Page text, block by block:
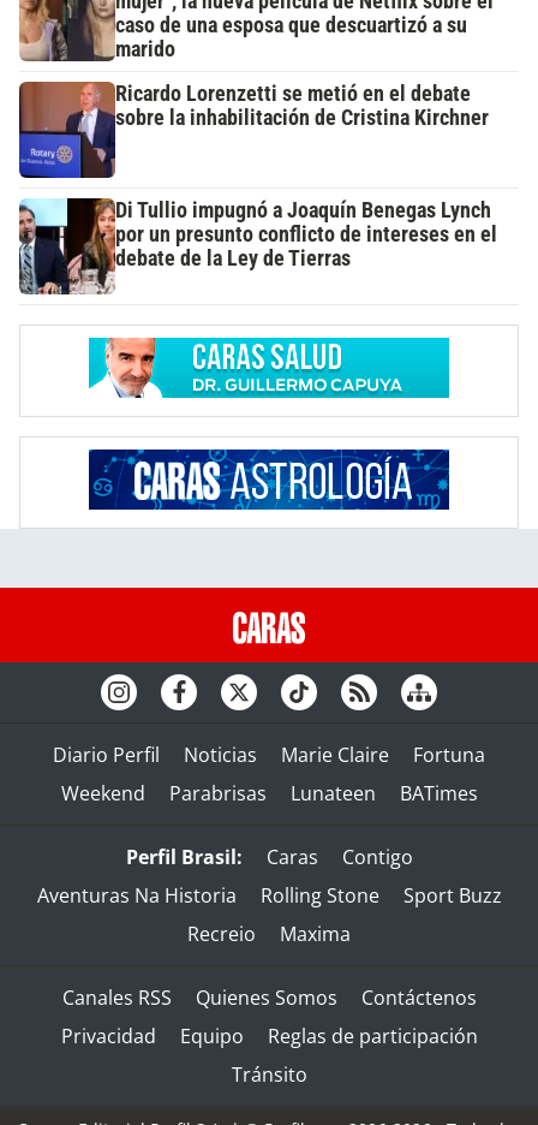
caso de una esposa que descuartizó a su
marido
Ricardo Lorenzetti se metió en el debate
sobre la inhabilitación de Cristina Kirchner
Di Tullio impugnó a Joaquín Benegas Lynch
por un presunto conflicto de intereses en el
debate de la Ley de Tierras
Diario Perfil Noticias Marie Claire
Fortuna
Weekend
Parabrisas Lunateen BATimes
Perfil Brasil: Caras
Contigo
Aventuras Na Historia
Rolling Stone
Sport Buzz
Recreio
Maxima
Canales RSS Quienes Somos
Contáctenos
Privacidad
Equipo
Reglas de participación
Tránsito